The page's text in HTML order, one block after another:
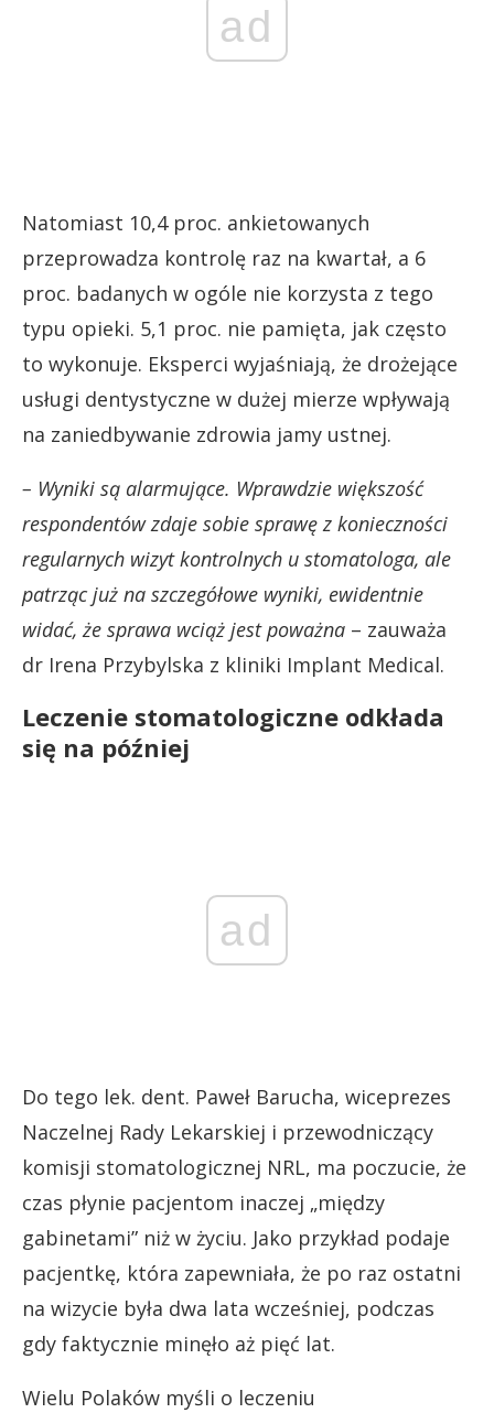
ad
Natomiast 10,4 proc. ankietowanych
przeprowadza kontrolę raz na kwartał, a 6
proc. badanych w ogóle nie korzysta z tego
typu opieki. 5,1 proc. nie pamięta, jak często
to wykonuje. Eksperci wyjaśniają, że drożejące
usługi dentystyczne w dużej mierze wpływają
na zaniedbywanie zdrowia jamy ustnej.
– Wyniki są alarmujące. Wprawdzie większość
respondentów zdaje sobie sprawę z konieczności
regularnych wizyt kontrolnych u stomatologa, ale
patrząc już na szczegółowe wyniki, ewidentnie
widać, że sprawa wciąż jest poważna – zauważa
dr Irena Przybylska z kliniki Implant Medical.
Leczenie stomatologiczne odkłada
się na później
ad
Do tego lek. dent. Paweł Barucha, wiceprezes
Naczelnej Rady Lekarskiej i przewodniczący
komisji stomatologicznej NRL, ma poczucie, że
czas płynie pacjentom inaczej „między
gabinetami” niż w życiu. Jako przykład podaje
pacjentkę, która zapewniała, że po raz ostatni
na wizycie była dwa lata wcześniej, podczas
gdy faktycznie minęło aż pięć lat.
Wielu Polaków myśli o leczeniu